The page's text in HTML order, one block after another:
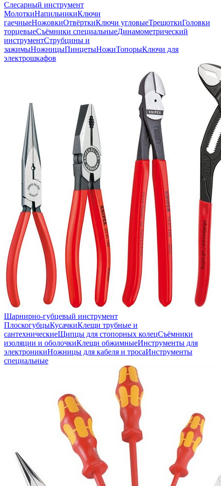
Слесарный инструмент
МолоткиНапильникиКлючи
гаечныеНожовкиОтвёрткиКлючи угловыеТрещоткиГоловки
торцевыеСъёмники специальныеДинамометрический
инструментСтрубцины и
зажимыНожницыПинцетыНожиТопорыКлючи для
электрошкафов
Шарнирно-губцевый инструмент
ПлоскогубцыКусачкиКлещи трубные и
сантехническиеЩипцы для стопорных колецСъёмники
изоляции и оболочкиКлещи обжимныеИнструменты для
электроникиНожницы для кабеля и тросаИнструменты
специальные